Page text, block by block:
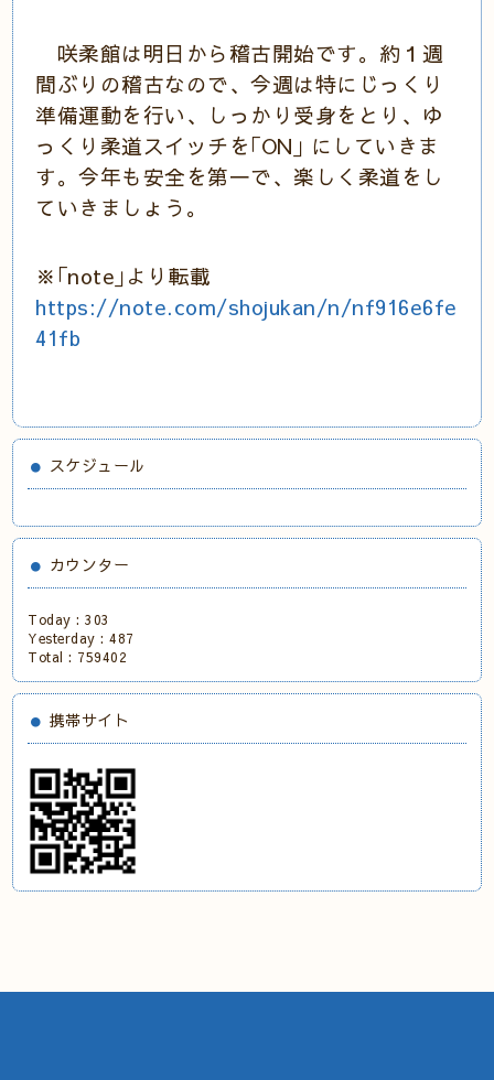
咲柔館は明日から稽古開始です。約１週
間ぶりの稽古なので、今週は特にじっくり
準備運動を行い、しっかり受身をとり、ゆ
っくり柔道スイッチを｢ON｣ にしていきま
す。今年も安全を第一で、楽しく柔道をし
ていきましょう。
※｢note｣より転載
https://note.com/shojukan/n/nf916e6fe
41fb
スケジュール
カウンター
Today :303
Yesterday :487
Total : 759402
携帯サイト